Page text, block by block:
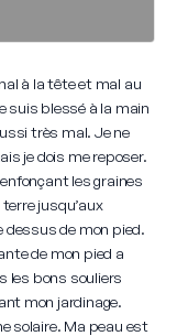
à la tête et mal au
suis blessé à la main
très mal. Je ne
je dois me reposer.
les graines
jusqu’aux
dessus de mon pied.
de mon pied a
les bons souliers
mon jardinage.
solaire. Ma peau est